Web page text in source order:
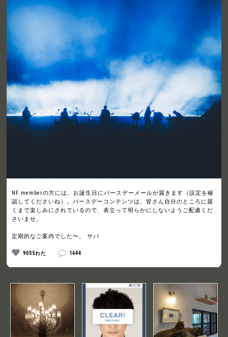
NF memberの方には、お誕生日にバースデーメールが届きます（設定を確
認してくださいね）。バースデーコンテンツは、皆さん自分のところに届
くまで楽しみにされているので、表立って明らかにしないようご配慮くだ
さいませ。
定期的なご案内でした〜。 サバ
9055わた 1644